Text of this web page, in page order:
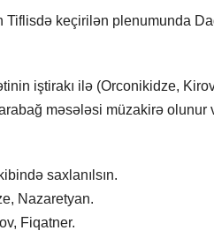
keçirilən plenumunda
iştirakı ilə (Orconikidze,
məsələsi müzakirə olunur
saxlanılsın.
Nazaretyan.
Fiqatner.